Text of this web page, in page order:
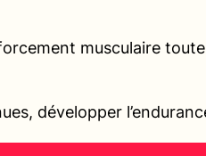
musculaire
développer